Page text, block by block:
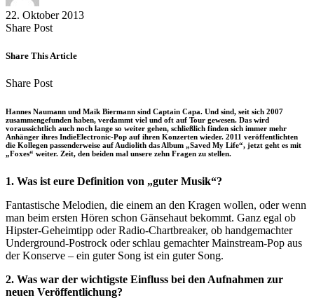
22. Oktober 2013
Share PostShare
Facebook
Copy
to
Send
via
Share This Article
Share PostShare
Facebook
Copy
clipboard
Send
eMail
Hannes Naumann und Maik Biermann sind Captain Capa. Und sind, seit sich 2007
zusammengefunden haben, verdammt viel und oft auf Tour gewesen. Das wird
voraussichtlich auch noch lange so weiter gehen, schließlich finden sich immer mehr
Anhänger ihres IndieElectronic-Pop auf ihren Konzerten wieder. 2011 veröffentlichten
die Kollegen passenderweise auf Audiolith das Album „Saved My Life“, jetzt geht es mit
„Foxes“ weiter. Zeit, den beiden mal unsere zehn Fragen zu stellen.
1. Was ist eure Definition von „guter Musik“?
Fantastische Melodien, die einem an den Kragen wollen, oder wenn
man beim ersten Hören schon Gänsehaut bekommt. Ganz egal ob
Hipster-Geheimtipp oder Radio-Chartbreaker, ob handgemachter
Underground-Postrock oder schlau gemachter Mainstream-Pop aus
der Konserve – ein guter Song ist ein guter Song.
2. Was war der wichtigste Einfluss bei den Aufnahmen zur
neuen Veröffentlichung?